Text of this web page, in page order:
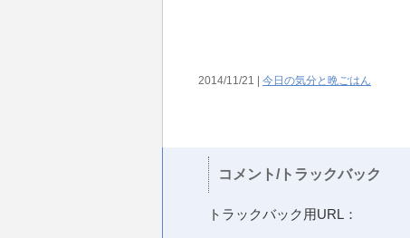
2014/11/21 | 今日の気分と晩ごはん
コメント/トラックバック
トラックバック用URL：